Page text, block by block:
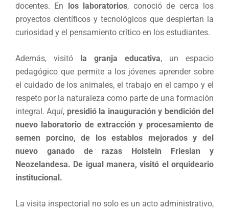
docentes. En los laboratorios, conoció de cerca los
proyectos científicos y tecnológicos que despiertan la
curiosidad y el pensamiento crítico en los estudiantes.
Además, visitó la granja educativa, un espacio
pedagógico que permite a los jóvenes aprender sobre
el cuidado de los animales, el trabajo en el campo y el
respeto por la naturaleza como parte de una formación
integral. Aquí, presidió la inauguración y bendición del
nuevo laboratorio de extracción y procesamiento de
semen porcino, de los establos mejorados y del
nuevo ganado de razas Holstein Friesian y
Neozelandesa. De igual manera, visitó el orquideario
institucional.
La visita inspectorial no solo es un acto administrativo,